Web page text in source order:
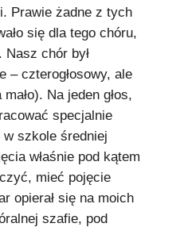
Prawie żadne z tych
się dla tego chóru,
Nasz chór był
– czterogłosowy, ale
Na jeden głos,
specjalnie
szkole średniej
właśnie pod kątem
mieć pojęcie
opierał się na moich
szafie, pod